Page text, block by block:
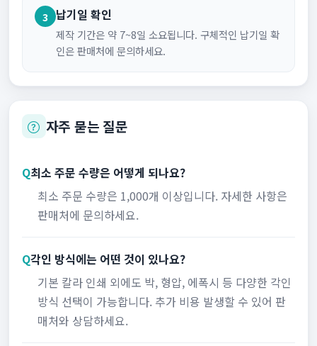
3 납기일 확인
제작 기간은 약 7~8일 소요됩니다. 구체적인 납기일 확
인은 판매처에 문의하세요.
자주 묻는 질문
Q최소 주문 수량은 어떻게 되나요?
최소 주문 수량은 1,000개 이상입니다. 자세한 사항은
판매처에 문의하세요.
Q각인 방식에는 어떤 것이 있나요?
기본 칼라 인쇄 외에도 박, 형압, 에폭시 등 다양한 각인
방식 선택이 가능합니다. 추가 비용 발생할 수 있어 판
매처와 상담하세요.